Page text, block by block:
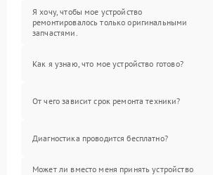
Я хочу, чтобы мое устройство
ремонтировалось только оригинальными
запчастями.
Как я узнаю, что мое устройство готово?
От чего зависит срок ремонта техники?
Диагностика проводится бесплатно?
Может ли вместо меня принять устройство